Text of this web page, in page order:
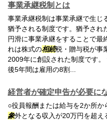
事業承継税制とは
事業承継税制は事業承継で生じ
猶予される制度です。猶予され
円滑に事業承継をすることで最
れは株式の相続税・贈与税が事
2009年に創設された制度です
後5年間は雇用の8割...
経営者が確定申告が必要に
○役員報酬または給与を2か所
象外となる収入が20万円を超